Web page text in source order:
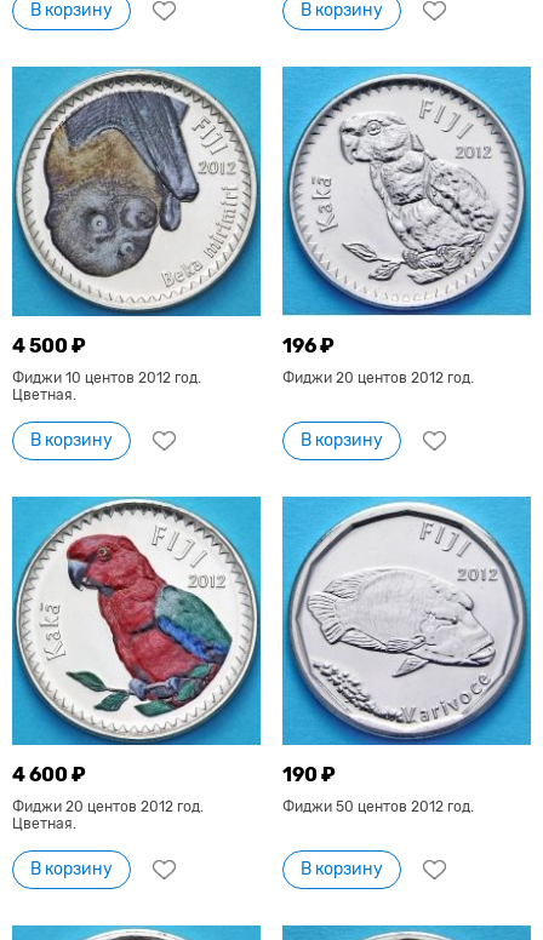
В корзину В корзину
4 500 ₽
Фиджи 10 центов 2012 год.
Цветная.
В корзину
196 ₽
Фиджи 20 центов 2012 год.
В корзину
4 600 ₽
Фиджи 20 центов 2012 год.
Цветная.
В корзину
190 ₽
Фиджи 50 центов 2012 год.
В корзину